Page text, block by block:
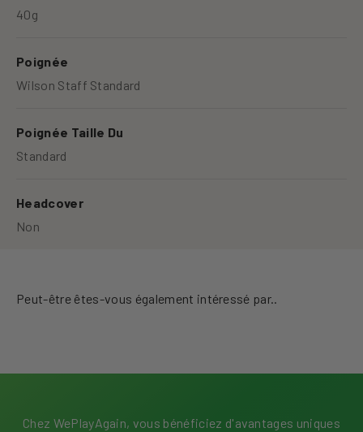
40g
Poignée
Wilson Staff Standard
Poignée Taille Du
Standard
Headcover
Non
Chez WePlayAgain, vous bénéficiez d'avantages uniques